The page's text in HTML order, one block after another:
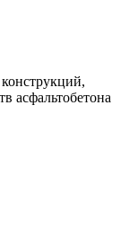
асфальтобетона